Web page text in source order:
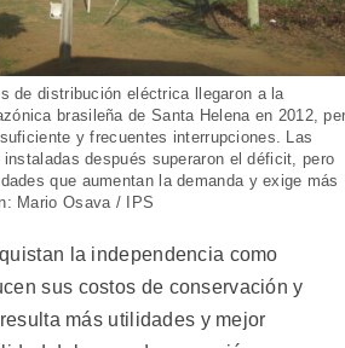
de distribución eléctrica llegaron a la
brasileña de Santa Helena en 2012,
y frecuentes interrupciones. Las
después superaron el déficit, pero
que aumentan la demanda y exige más
Mario Osava / IPS
la independencia como
sus costos de conservación y
más utilidades y mejor